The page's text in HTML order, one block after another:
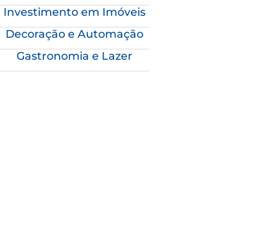
Investimento em Imóveis
Decoração e Automação
Gastronomia e Lazer